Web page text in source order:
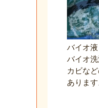
バイオ
バイオ
カビな
ありま